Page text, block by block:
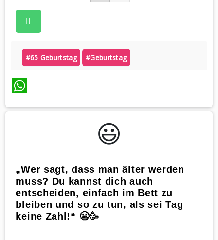
#65 Geburtstag #geburtstag
WhatsApp
😃️
„Wer sagt, dass man älter werden
muss? Du kannst dich auch
entscheiden, einfach im Bett zu
bleiben und so zu tun, als sei Tag
keine Zahl!“ 😬🥳